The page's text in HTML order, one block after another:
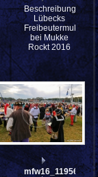
Beschreibung:
Lübecks
Freibeutermukke
bei Mukke
Rockt 2016
mfw16_119562ww